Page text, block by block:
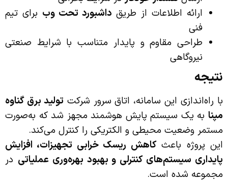
ارائه اطلاعات از طریق داشبورد تحت وب برای تیم
فنی
طراحی مقاوم و پایدار متناسب با شرایط صنعتی
نیروگاهی
نتیجه
با راه‌اندازی این سامانه، اتاق سرور شرکت تولید برق گناوه
مپنا به یک سیستم پایش هوشمند مجهز شد که به‌صورت
مستمر وضعیت محیطی و الکتریکی را کنترل می‌کند.
این پروژه باعثکاهش ریسک خرابی تجهیزات، افزایش
پایداری سیستم‌های کنترلی و بهبود بهره‌وری عملیاتی در
مجموعه شده است.